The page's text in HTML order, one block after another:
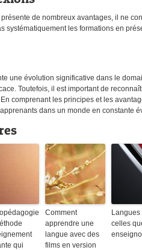
de nombreux avantages, il ne
systématiquement les formations en
une évolution significative dans le
Toutefois, il est important de
comprenant les principes et les
dans un monde en constante
qui
Comment
apprendre une
langue avec des
films en version
Langues
celles
Articles
Les avantages du
multilinguisme
selon des
chercheurs en
psychologie.
La
une
dans